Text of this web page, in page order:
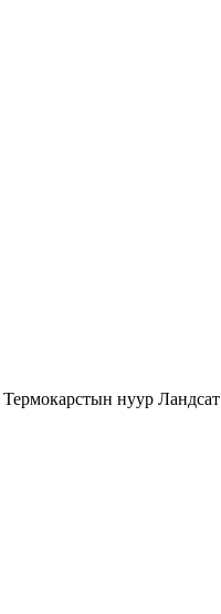
Термокарстын нуур Ландсат